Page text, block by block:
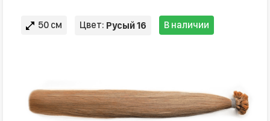
50 см Цвет: Русый 16 В наличии